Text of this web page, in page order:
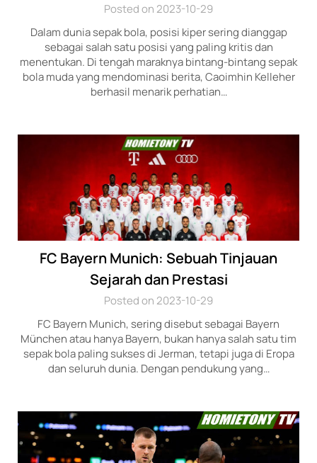
Posted on 2023-10-29
Dalam dunia sepak bola, posisi kiper sering dianggap
sebagai salah satu posisi yang paling kritis dan
menentukan. Di tengah maraknya bintang-bintang sepak
bola muda yang mendominasi berita, Caoimhin Kelleher
berhasil menarik perhatian…
FC Bayern Munich: Sebuah Tinjauan
Sejarah dan Prestasi
Posted on 2023-10-29
FC Bayern Munich, sering disebut sebagai Bayern
München atau hanya Bayern, bukan hanya salah satu tim
sepak bola paling sukses di Jerman, tetapi juga di Eropa
dan seluruh dunia. Dengan pendukung yang…